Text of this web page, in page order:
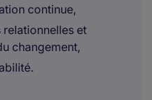
continue,
et
changement,